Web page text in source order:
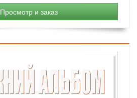
Просмотр и заказ